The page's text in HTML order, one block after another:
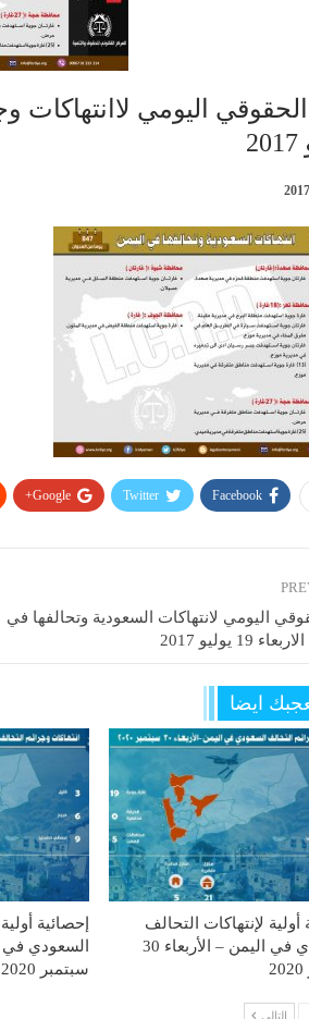
الحقوقي اليومي
Facebook
Twitter
Google+
اليومي لانتهاكات السعودية وتحالفها في
19 يوليو 2017
ايضا
أولية لإنتهاكات التحالف
السعودي في اليمن – الأربعاء 30
إحصائية
سبتمبر 2020
التالي